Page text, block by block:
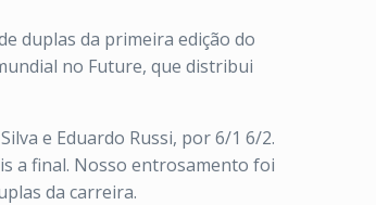
duplas da primeira edição do
no Future, que distribui
e Eduardo Russi, por 6/1 6/2.
a final. Nosso entrosamento foi
da carreira.